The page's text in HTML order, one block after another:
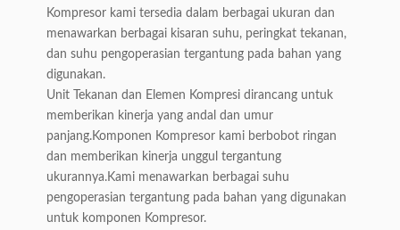
Kompresor kami tersedia dalam berbagai ukuran dan
menawarkan berbagai kisaran suhu, peringkat tekanan,
dan suhu pengoperasian tergantung pada bahan yang
digunakan.
Unit Tekanan dan Elemen Kompresi dirancang untuk
memberikan kinerja yang andal dan umur
panjang.Komponen Kompresor kami berbobot ringan
dan memberikan kinerja unggul tergantung
ukurannya.Kami menawarkan berbagai suhu
pengoperasian tergantung pada bahan yang digunakan
untuk komponen Kompresor.